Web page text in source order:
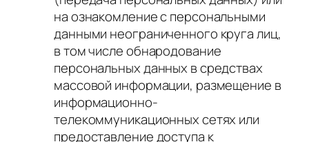
на ознакомление с персональными
данными неограниченного круга лиц,
в том числе обнародование
персональных данных в средствах
массовой информации, размещение в
информационно-
телекоммуникационных сетях или
предоставление доступа к